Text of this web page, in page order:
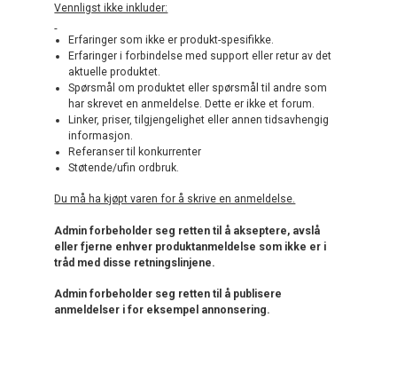
Vennligst ikke inkluder:
Erfaringer som ikke er produkt-spesifikke.
Erfaringer i forbindelse med support eller retur av det
aktuelle produktet.
Spørsmål om produktet eller spørsmål til andre som
har skrevet en anmeldelse. Dette er ikke et forum.
Linker, priser, tilgjengelighet eller annen tidsavhengig
informasjon.
Referanser til konkurrenter
Støtende/ufin ordbruk.
Du må ha kjøpt varen for å skrive en anmeldelse.
Admin forbeholder seg retten til å akseptere, avslå
eller fjerne enhver produktanmeldelse som ikke er i
tråd med disse retningslinjene.
Admin forbeholder seg retten til å publisere
anmeldelser i for eksempel annonsering.